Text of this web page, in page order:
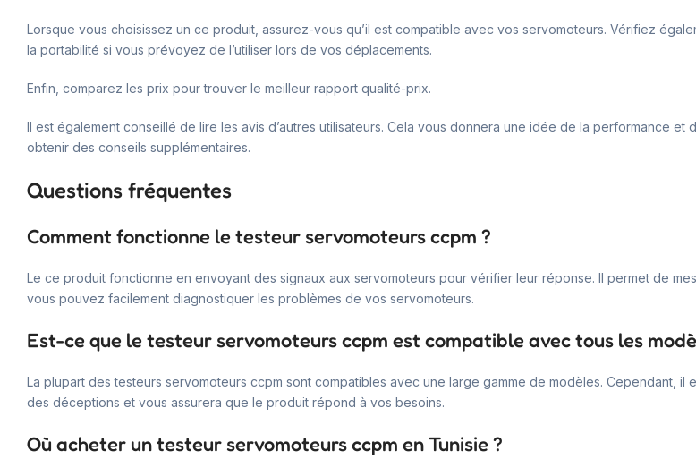
Lorsque vous choisissez un ce produit, assurez-vous qu’il est compatible avec vos servomoteurs. Vérifiez
la portabilité si vous prévoyez de l’utiliser lors de vos déplacements.
Enfin, comparez les prix pour trouver le meilleur rapport qualité-prix.
Il est également conseillé de lire les avis d’autres utilisateurs. Cela vous donnera une idée de la performance
obtenir des conseils supplémentaires.
Questions fréquentes
Comment fonctionne le testeur servomoteurs ccpm ?
Le ce produit fonctionne en envoyant des signaux aux servomoteurs pour vérifier leur réponse. Il permet de
vous pouvez facilement diagnostiquer les problèmes de vos servomoteurs.
Est-ce que le testeur servomoteurs ccpm est compatible avec tous les
La plupart des testeurs servomoteurs ccpm sont compatibles avec une large gamme de modèles. Cependant,
des déceptions et vous assurera que le produit répond à vos besoins.
Où acheter un testeur servomoteurs ccpm en Tunisie ?